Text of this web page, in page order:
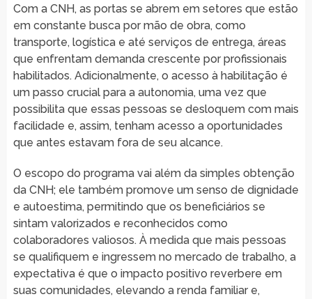
Com a CNH, as portas se abrem em setores que estão
em constante busca por mão de obra, como
transporte, logística e até serviços de entrega, áreas
que enfrentam demanda crescente por profissionais
habilitados. Adicionalmente, o acesso à habilitação é
um passo crucial para a autonomia, uma vez que
possibilita que essas pessoas se desloquem com mais
facilidade e, assim, tenham acesso a oportunidades
que antes estavam fora de seu alcance.
O escopo do programa vai além da simples obtenção
da CNH; ele também promove um senso de dignidade
e autoestima, permitindo que os beneficiários se
sintam valorizados e reconhecidos como
colaboradores valiosos. À medida que mais pessoas
se qualifiquem e ingressem no mercado de trabalho, a
expectativa é que o impacto positivo reverbere em
suas comunidades, elevando a renda familiar e,